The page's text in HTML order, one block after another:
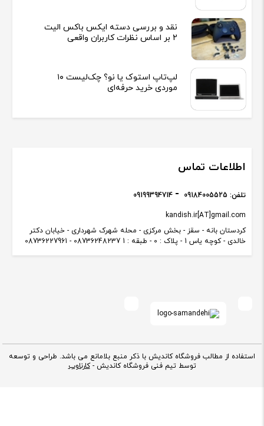
نقد و بررسی دسته ایکس باکس الیت
2 بر اساس نظرات کاربران واقعی
لپ‌تاپ استوک یا نو؟ چک‌لیست ۱۰
موردی خرید حرفه‌ای
اطلاعات تماس
کردستان بانه - سقز - بخش مرکزی - محله شهرک شهرداری - خیابان دکتر
خالدی - کوچه یاس 1 - پلاک : 0 - طبقه : 1 08736248237 - 08736227961
kandish.ir[AT]gmail.com
تلفن: 09184005525
09199394714
استفاده از مطالب فروشگاه کاندیش با ذکر منبع بلامانع می باشد. طراحی و توسعه
توسط تیم فنی فروشگاه کاندیش -کارناوب